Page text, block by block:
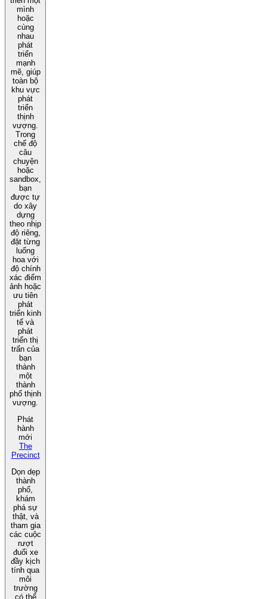
mình
hoặc
cùng
nhau
phát
triển
mạnh
mẽ, giúp
toàn bộ
khu vực
phát
triển
thịnh
vượng.
Trong
chế độ
câu
chuyện
hoặc
sandbox,
bạn
được tự
do xây
dựng
theo nhịp
độ riêng,
đặt từng
luống
hoa với
độ chính
xác điểm
ảnh hoặc
ưu tiên
phát
triển kinh
tế và
phát
triển thị
trấn của
bạn
thành
một
thành
phố thịnh
vượng.
Phát
hành
mới
The
Precinct
Dọn dẹp
thành
phố,
khám
phá sự
thật, và
tham gia
các cuộc
rượt
đuổi xe
đầy kịch
tính qua
môi
trường
có thể